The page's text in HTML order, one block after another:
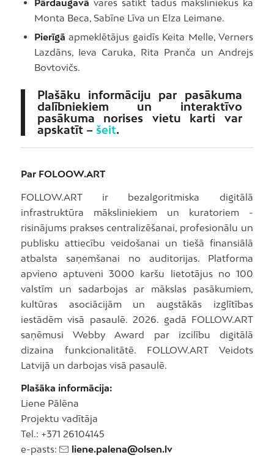
Pārdaugavā varēs satikt tādus māksliniekus kā
Monta Beca, Sabīne Līva un Elza Leimane.
Pierīgā apmeklētājus gaidīs Keita Melle, Verners
Lazdāns, Ieva Caruka, Rita Pranča un Andrejs
Bovtovičs.
Plašāku informāciju par pasākuma
dalībniekiem un interaktīvo
pasākuma norises vietu karti var
apskatīt – šeit.
Par FOLOOW.ART
FOLLOW.ART ir bezalgoritmiska digitālā
infrastruktūra māksliniekiem un kuratoriem -
risinājums prakses centralizēšanai, profesionālu un
publisku attiecību veidošanai un tiešā finansiālā
atbalsta saņemšanai no auditorijas. Platforma
apvieno aptuveni 3000 karšu lietotājus no 100
valstīm un sadarbojas ar mākslas pasākumiem,
kultūras asociācijām un augstākās izglītības
iestādēm visā pasaulē. 2026. gadā FOLLOW.ART
saņēmusi Webby Award par izcilību digitālā
dizaina funkcionalitātē. FOLLOW.ART Veidots
Latvijā un darbojas visā pasaulē.
Plašāka informācija:
Liene Pālēna
Projektu vadītāja
Tel.: +371 26104145
e-pasts:
liene.palena@olsen.lv